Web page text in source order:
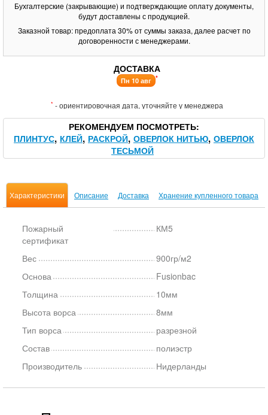
Бухгалтерские (закрывающие) и подтверждающие оплату документы,
будут доставлены с продукцией.
Заказной товар: предоплата 30% от суммы заказа, далее расчет по
договоренности с менеджерами.
ДОСТАВКА
Пн 10 авг *
* - ориентировочная дата, уточняйте у менеджера
РЕКОМЕНДУЕМ ПОСМОТРЕТЬ
ПЛИНТУС КЛЕЙ РАСКРОЙ ОВЕРЛОК НИТЬЮ ОВЕРЛОК
ТЕСЬМОЙ
Характеристики Описание Доставка Хранение купленного товара
Пожарный
сертификат
КМ5
Вес
900гр/м2
Основа
Fusionbac
Толщина
10мм
Высота ворса
8мм
Тип ворса
разрезной
Состав
полиэстр
Производитель
Нидерланды